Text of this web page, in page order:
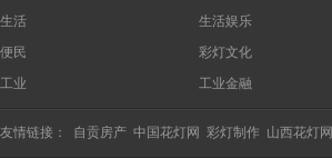
生活
便民
工业
生活娱乐
彩灯文化
工业金融
友情链接： 自贡房产 中国花灯网 彩灯制作 山西花灯网